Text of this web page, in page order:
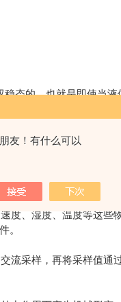
友！有什么可以
态的，也就是即使当
状态应用。
位的测量与液体的物理
度、湿度、温度等这
。
流采样，再将采样值